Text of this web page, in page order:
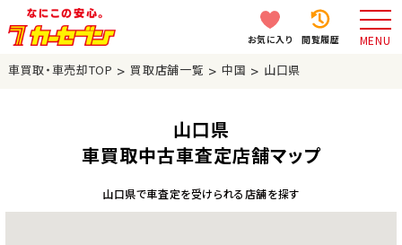
お気に入り 閲覧履歴 MENU
車買取・車売却TOP > 買取店舗一覧 > 中国 > 山口県
山口県
車買取中古車査定店舗マップ
山口県で車査定を受けられる店舗を探す